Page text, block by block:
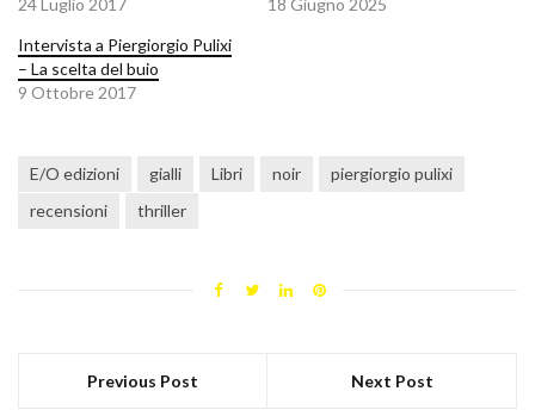
24 Luglio 2017
18 Giugno 2025
Intervista a Piergiorgio Pulixi
– La scelta del buio
9 Ottobre 2017
E/O edizioni gialli Libri noir
piergiorgio pulixi
recensioni
thriller
Previous Post Next Post